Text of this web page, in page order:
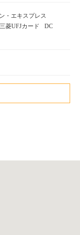
・エキスプレス
三菱UFJカード
DC